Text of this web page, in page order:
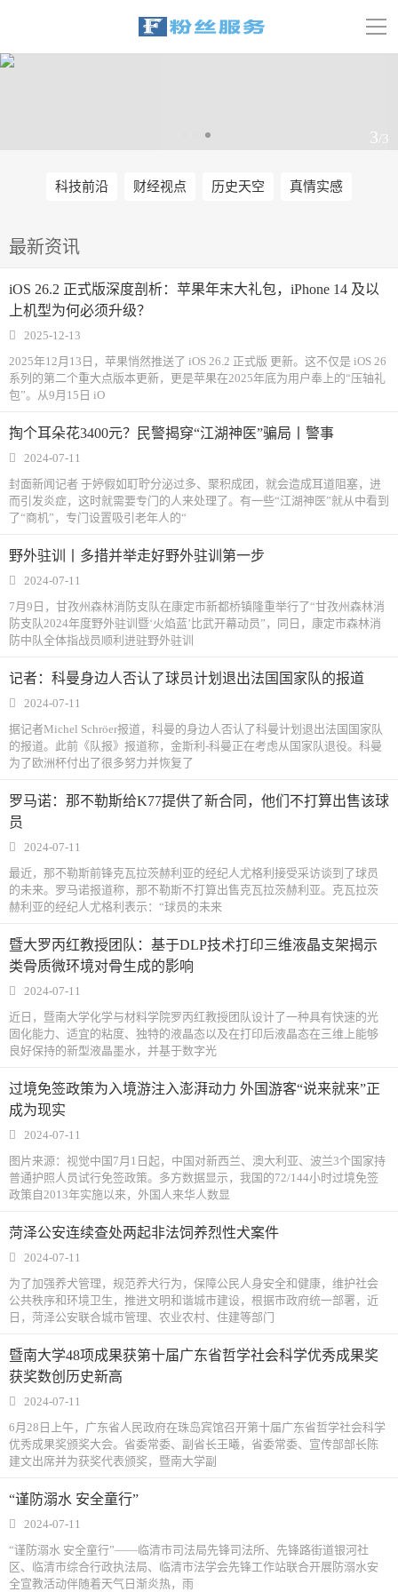
导
体育
财经
育儿
美食
军事
情感
故事 美文
3 /3
科技前沿 财经视点 历史天空 真情实感
最新资讯
iOS 26.2 正式版深度剖析：苹果年末大礼包，iPhone 14 及以
上机型为何必须升级？
2025-12-13
2025年12月13日，苹果悄然推送了 iOS 26.2 正式版 更新。这不仅是 iOS 26
系列的第二个重大点版本更新，更是苹果在2025年底为用户奉上的“压轴礼
包”。从9月15日 iO
掏个耳朵花3400元？民警揭穿“江湖神医”骗局丨警事
2024-07-11
封面新闻记者 于婷假如耵聍分泌过多、聚积成团，就会造成耳道阻塞，进
而引发炎症，这时就需要专门的人来处理了。有一些“江湖神医”就从中看到
了“商机”，专门设置吸引老年人的“
野外驻训丨多措并举走好野外驻训第一步
2024-07-11
7月9日，甘孜州森林消防支队在康定市新都桥镇隆重举行了“甘孜州森林消
防支队2024年度野外驻训暨‘火焰蓝’比武开幕动员”，同日，康定市森林消
防中队全体指战员顺利进驻野外驻训
记者：科曼身边人否认了球员计划退出法国国家队的报道
2024-07-11
据记者Michel Schröer报道，科曼的身边人否认了科曼计划退出法国国家队
的报道。此前《队报》报道称，金斯利-科曼正在考虑从国家队退役。科曼
为了欧洲杯付出了很多努力并恢复了
罗马诺：那不勒斯给K77提供了新合同，他们不打算出售该球
员
2024-07-11
最近，那不勒斯前锋克瓦拉茨赫利亚的经纪人尤格利接受采访谈到了球员
的未来。罗马诺报道称，那不勒斯不打算出售克瓦拉茨赫利亚。克瓦拉茨
赫利亚的经纪人尤格利表示：“球员的未来
暨大罗丙红教授团队：基于DLP技术打印三维液晶支架揭示
类骨质微环境对骨生成的影响
2024-07-11
近日，暨南大学化学与材料学院罗丙红教授团队设计了一种具有快速的光
固化能力、适宜的粘度、独特的液晶态以及在打印后液晶态在三维上能够
良好保持的新型液晶墨水，并基于数字光
过境免签政策为入境游注入澎湃动力 外国游客“说来就来”正
成为现实
2024-07-11
图片来源：视觉中国7月1日起，中国对新西兰、澳大利亚、波兰3个国家持
普通护照人员试行免签政策。多方数据显示，我国的72/144小时过境免签
政策自2013年实施以来，外国人来华人数显
菏泽公安连续查处两起非法饲养烈性犬案件
2024-07-11
为了加强养犬管理，规范养犬行为，保障公民人身安全和健康，维护社会
公共秩序和环境卫生，推进文明和谐城市建设，根据市政府统一部署，近
日，菏泽公安联合城市管理、农业农村、住建等部门
暨南大学48项成果获第十届广东省哲学社会科学优秀成果奖
获奖数创历史新高
2024-07-11
6月28日上午，广东省人民政府在珠岛宾馆召开第十届广东省哲学社会科学
优秀成果奖颁奖大会。省委常委、副省长王曦，省委常委、宣传部部长陈
建文出席并为获奖代表颁奖，暨南大学副
“谨防溺水 安全童行”
2024-07-11
“谨防溺水 安全童行”——临清市司法局先锋司法所、先锋路街道银河社
区、临清市综合行政执法局、临清市法学会先锋工作站联合开展防溺水安
全宣教活动伴随着天气日渐炎热，雨